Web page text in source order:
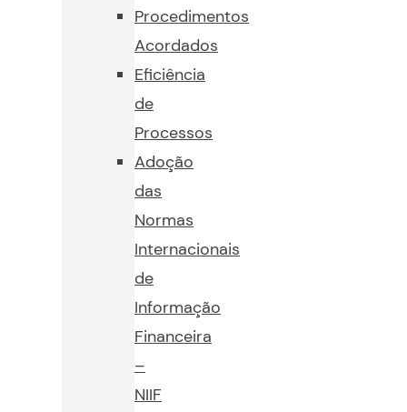
Procedimentos
Acordados
Eficiência
de
Processos
Adoção
das
Normas
Internacionais
de
Informação
Financeira
–
NIIF